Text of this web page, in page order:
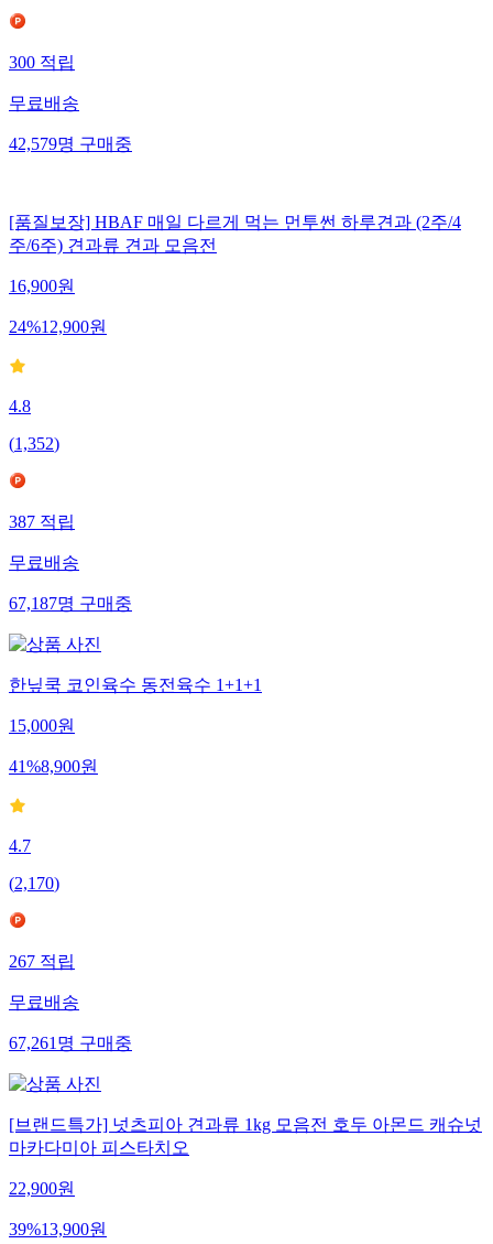
300적립
무료배송
42,579명구매중
[품질보장] HBAF 매일 다르게 먹는 먼투썬 하루견과 (2주/4
주/6주) 견과류 견과 모음전
16,900원
24%12,900원
4.8
(1,352)
387적립
무료배송
67,187명구매중
한닢쿡 코인육수 동전육수 1+1+1
15,000원
41%8,900원
4.7
(2,170)
267적립
무료배송
67,261명구매중
[브랜드특가] 넛츠피아 견과류 1kg 모음전 호두 아몬드 캐슈넛
마카다미아 피스타치오
22,900원
39%13,900원